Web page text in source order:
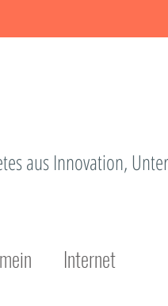
aus Innovation,
Internet